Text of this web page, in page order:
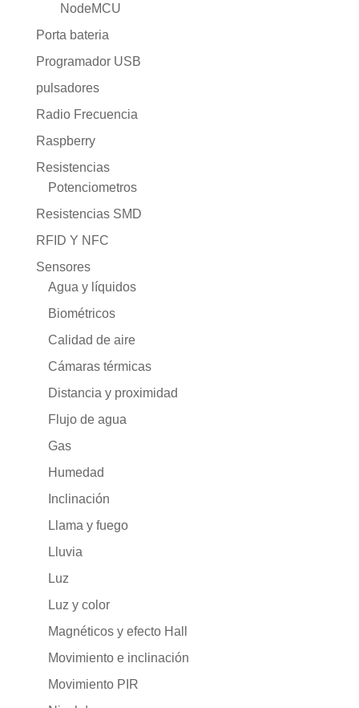
NodeMCU
Porta bateria
Programador USB
pulsadores
Radio Frecuencia
Raspberry
Resistencias
Potenciometros
Resistencias SMD
RFID Y NFC
Sensores
Agua y líquidos
Biométricos
Calidad de aire
Cámaras térmicas
Distancia y proximidad
Flujo de agua
Gas
Humedad
Inclinación
Llama y fuego
Lluvia
Luz
Luz y color
Magnéticos y efecto Hall
Movimiento e inclinación
Movimiento PIR